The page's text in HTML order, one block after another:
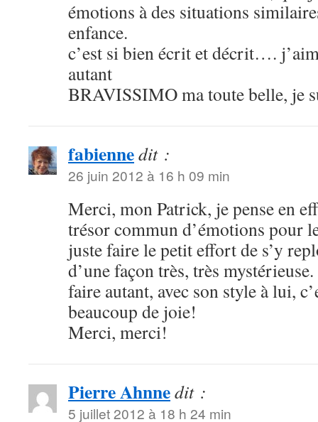
émotions à des situations
enfance.
c’est si bien écrit et décrit….
autant
BRAVISSIMO ma toute belle, je
fabiennedit :
26 juin 2012 à 16 h 09 min
Merci, mon Patrick, je pense en
trésor commun d’émotions pour
juste faire le petit effort de s’y
d’une façon très, très
faire autant, avec son style à lui,
beaucoup de joie!
Merci, merci!
Pierre Ahnnedit :
5 juillet 2012 à 18 h 24 min